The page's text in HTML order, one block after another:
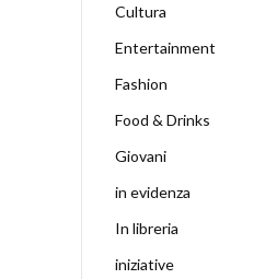
Cultura
Entertainment
Fashion
Food & Drinks
Giovani
in evidenza
In libreria
iniziative